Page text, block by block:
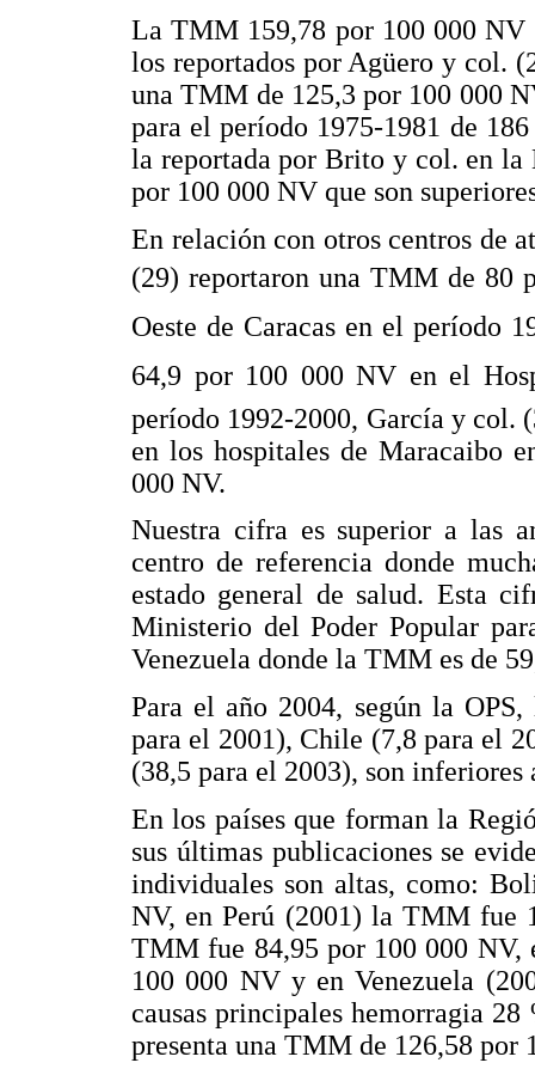
La TMM 159,78 por 100 000 NV
los reportados por Agüero y col.
una TMM de 125,3 por 100 000
para el período 1975-1981 de
la reportada por Brito y col. en la
por 100 000 NV que son
En relación con otros centros de
(29) reportaron una TMM de 80
Oeste de Caracas en el
64,9 por 100 000 NV en el
período 1992-2000, García y col.
en los hospitales de Maracaibo
000 NV.
Nuestra cifra es superior a las
centro de referencia donde
estado general de salud. Esta
Ministerio del Poder Popular
Venezuela donde la TMM es de
Para el año 2004, según la
para el 2001), Chile (7,8 para el
(38,5 para el 2003), son inferiores
En los países que forman la
sus últimas publicaciones se
individuales son altas, como:
NV, en Perú (2001) la TMM fue
TMM fue 84,95 por 100 000
100 000 NV y en Venezuela
causas principales hemorragia
presenta una TMM de 126,58 por